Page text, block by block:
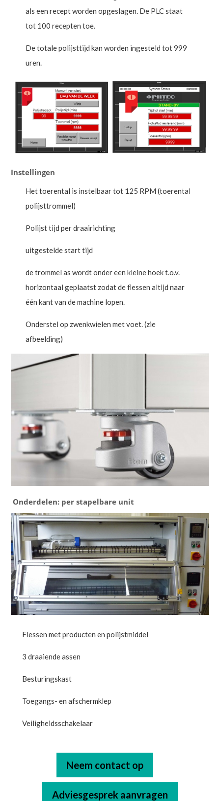
als een recept worden opgeslagen. De PLC staat
tot 100 recepten toe.
De totale polijsttijd kan worden ingesteld tot 999
uren.
Instellingen
Het toerental is instelbaar tot 125 RPM (toerental
polijsttrommel)
Polijst tijd per draairichting
uitgestelde start tijd
de trommel as wordt onder een kleine hoek t.o.v.
horizontaal geplaatst zodat de flessen altijd naar
één kant van de machine lopen.
Onderstel op zwenkwielen met voet. (zie
afbeelding)
Onderdelen: per stapelbare unit
Flessen met producten en polijstmiddel
3 draaiende assen
Besturingskast
Toegangs- en afschermklep
Veiligheidsschakelaar
Neem contact op
Adviesgesprek aanvragen